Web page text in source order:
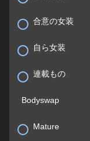
合意の女装
自ら女装
連載もの
Bodyswap
Mature